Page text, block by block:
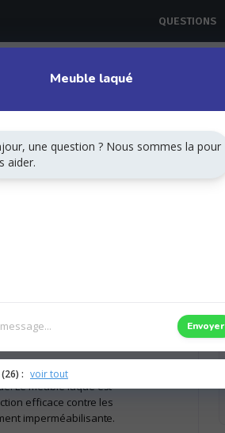
QUESTIONS
Le meuble laqué est
efficace contre les
imperméabilisante.
Meuble laqué
une question ? Nous sommes la pour
aider.
Envoyer
: voir tout